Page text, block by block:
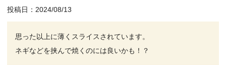
投稿日 2024/08/13
思った以上に薄くスライスされています。
ネギなどを挟んで焼くのには良いかも！？